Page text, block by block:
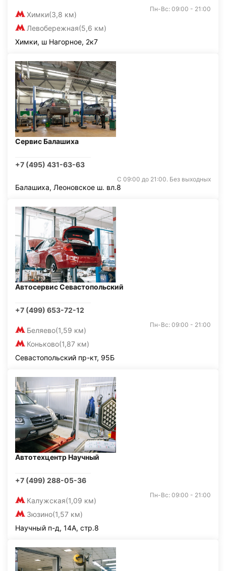
Химки(3,8 км)
Левобережная(5,6 км)
Пн-Вс: 09:00 - 21:00
Химки, ш Нагорное, 2к7
Сервис Балашиха
+7 (495) 431-63-63
С 09:00 до 21:00. Без выходных
Балашиха, Леоновское ш. вл.8
Автосервис Севастопольский
+7 (499) 653-72-12
Беляево(1,59 км)
Коньково(1,87 км)
Пн-Вс: 09:00 - 21:00
Севастопольский пр-кт, 95Б
Автотехцентр Научный
+7 (499) 288-05-36
Калужская(1,09 км)
Зюзино(1,57 км)
Пн-Вс: 09:00 - 21:00
Научный п-д, 14А, стр.8